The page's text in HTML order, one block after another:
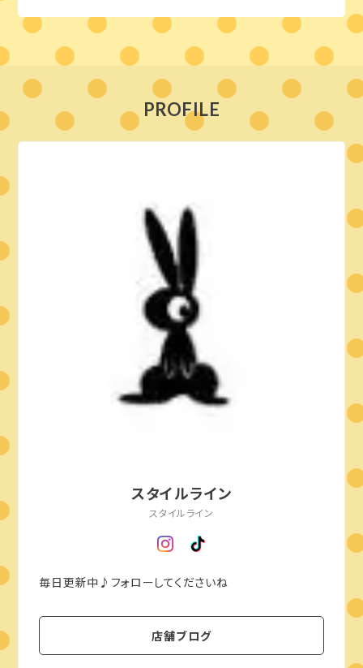
PROFILE
スタイルライン
スタイルライン
毎日更新中♪フォローしてくださいね
店舗ブログ